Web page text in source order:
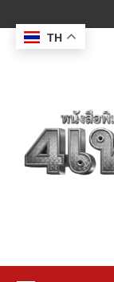
to
content
TH